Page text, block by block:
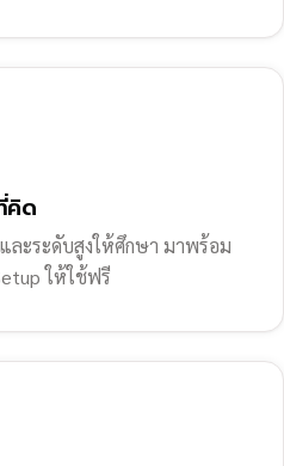
คิด
ละระดับสูงให้ศึกษา มาพร้อม
ให้ใช้ฟรี